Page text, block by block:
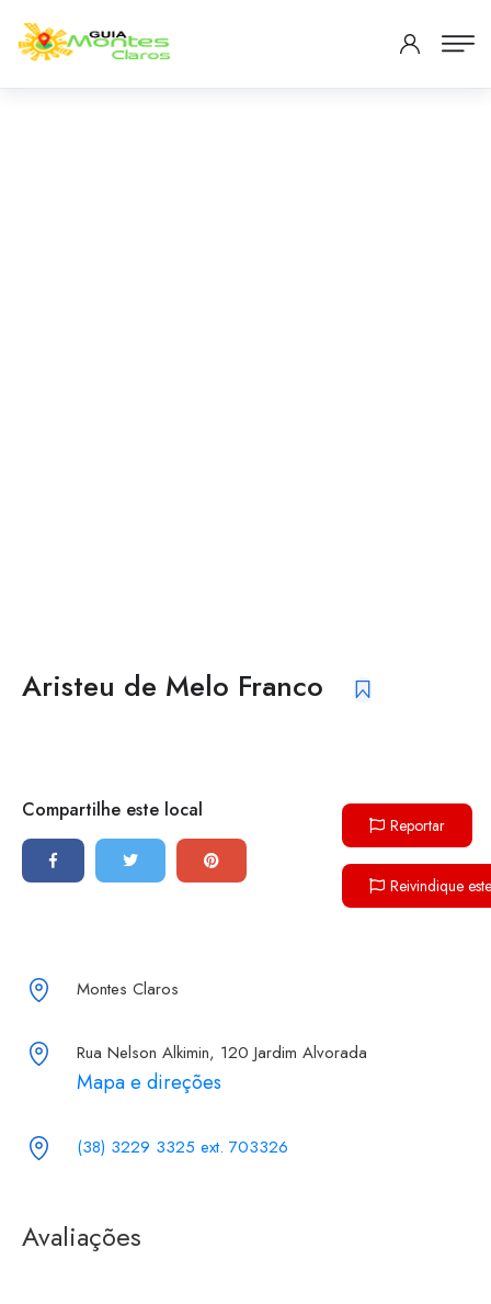
Aristeu de Melo Franco
Compartilhe este local
Reportar
Reivindique
Montes Claros
Rua Nelson Alkimin, 120 Jardim Alvorada
Mapa e direções
(38) 3229 3325 ext. 703326
Avaliações